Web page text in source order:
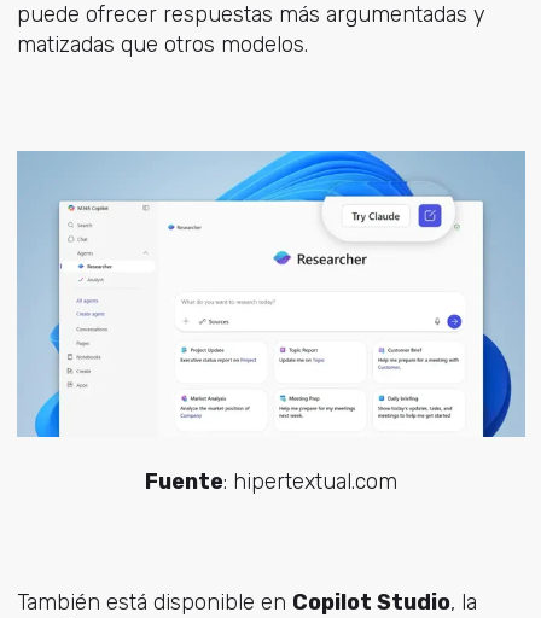
puede ofrecer respuestas más argumentadas y
matizadas que otros modelos.
Fuente: hipertextual.com
También está disponible en Copilot Studio, la